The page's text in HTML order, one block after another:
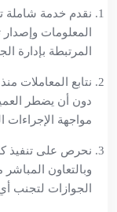
نقدم خدمة شاملة
المعلومات
المرتبطة بإدارة
نتابع المعاملات
دون أن يضطر
مواجهة الإجراءات
نحرص على تنفيذ
وبالتعاون
الجوازات لتجنب